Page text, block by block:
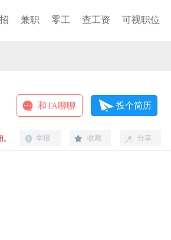
兼职 零工 查工资 可视职位
和TA聊聊 投个简历
分享
收藏
举报